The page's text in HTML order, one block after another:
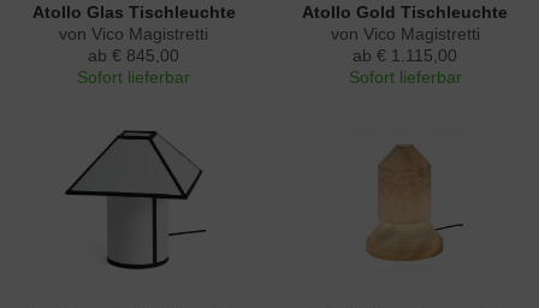
Atollo Glas Tischleuchte
von Vico Magistretti
ab € 845,00
Sofort lieferbar
Atollo Gold Tischleuchte
von Vico Magistretti
ab € 1.115,00
Sofort lieferbar